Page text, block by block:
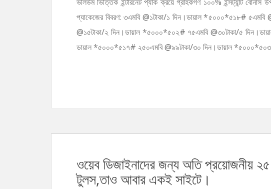
প্যাকেজের বিবরণ: ৩এমবি @১টাকা/১ দিন।ডায়াল *৫০০০*৫১৮#
@১৫টাকা/২ দিন।ডায়াল *৫০০০*৫০২# ৭৫এমবি @৩০টাকা/৫
ডায়াল *৫০০০*৫১৭# ২৫০এমবি @৯৯টাকা/৩০ দিন।ডায়াল
ওয়েব ডিজাইনাদের জন্য অতি প্রয়োজনীয়
টুলস,তাও আবার একই সাইটে।